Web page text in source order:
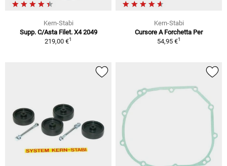
Kern-Stabi
Supp. C/Asta Filet. X4 2049
219,00 €1
Kern-Stabi
Cursore A Forchetta Per
54,95 €1